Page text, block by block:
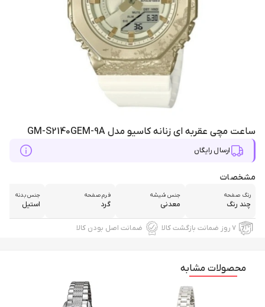
ساعت مچی عقربه ای زنانه کاسیو مدل GM-S2140GEM-9A
ارسال رایگان
مشخصات
رنگ صفحه
چند رنگ
جنس شیشه
معدنی
فرم صفحه
گرد
جنس بدنه
استیل
۷ روز ضمانت بازگشت کالا ضمانت اصل بودن کالا
محصولات مشابه